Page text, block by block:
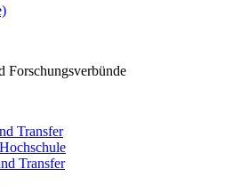
Forschungsverbünde
Transfer
Transfer